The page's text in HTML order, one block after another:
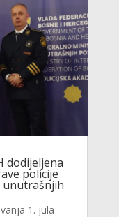
dodijeljena
policije
unutrašnjih
1. jula –